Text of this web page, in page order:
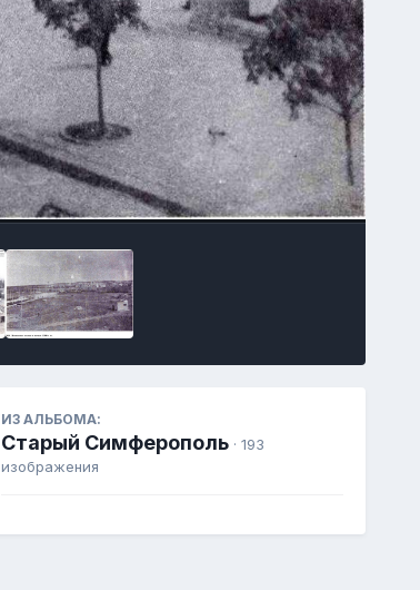
Инструменты
ИЗ АЛЬБОМА:
Старый Симферополь · 193
изображения